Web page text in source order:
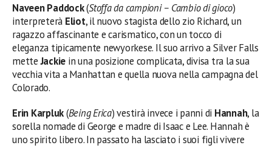
Naveen Paddock(Stoffa da campioni – Cambio di gioco)
interpreterà Eliot, il nuovo stagista dello zio Richard, un
ragazzo affascinante e carismatico, con un tocco di
eleganza tipicamente newyorkese. Il suo arrivo a Silver Falls
metteJackie in una posizione complicata, divisa tra la sua
vecchia vita a Manhattan e quella nuova nella campagna del
Colorado.
Erin Karpluk(Being Erica) vestirà invece i panni di Hannah, la
sorella nomade di George e madre di Isaac e Lee. Hannah è
uno spirito libero. In passato ha lasciato i suoi figli vivere